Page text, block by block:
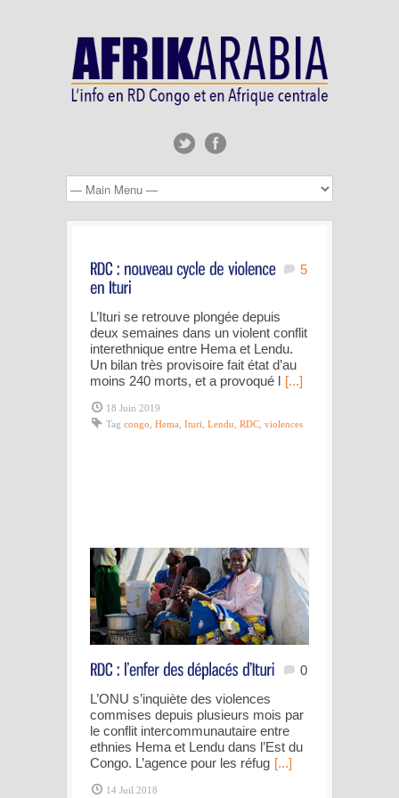
5
L’Ituri se retrouve plongée depuis
deux semaines dans un violent conflit
interethnique entre Hema et Lendu.
Un bilan très provisoire fait état d’au
moins 240 morts, et a provoqué l [...]
18 Juin 2019
Tag congo Hema Ituri Lendu RDC violences
0
L’ONU s’inquiète des violences
commises depuis plusieurs mois par
le conflit intercommunautaire entre
ethnies Hema et Lendu dans l’Est du
Congo. L’agence pour les réfug [...]
14 Juil 2018